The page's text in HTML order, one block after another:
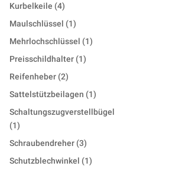
Kurbelkeile 44
products
Maulschlüssel 11
product
Mehrlochschlüssel 11
Preisschildhalter 11
Reifenheber 22
products
Sattelstützbeilagen 11
product
Schaltungszugverstellbügel
11
product
Schraubendreher 33
products
Schutzblechwinkel 11